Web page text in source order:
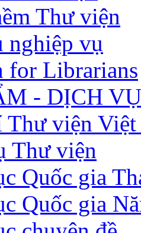
Thư viện
nghiệp vụ
for Librarians
- DỊCH VỤ
Thư viện Việt
Thư viện
Quốc gia
Quốc gia